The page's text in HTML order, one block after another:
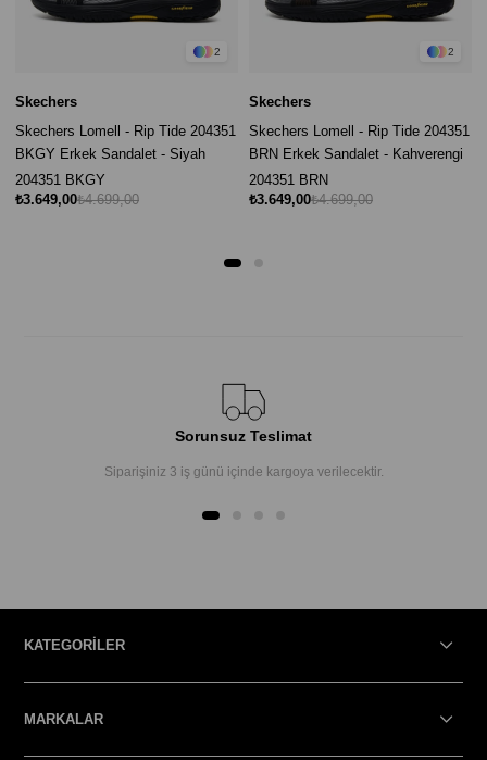
2
Skechers
Skechers Lomell - Rip Tide 204351
BKGY Erkek Sandalet - Siyah
204351 BKGY
₺3.649,00₺4.699,00
2
Skechers
Skechers Lomell - Rip Tide 204351
BRN Erkek Sandalet - Kahverengi
204351 BRN
₺3.649,00₺4.699,00
Sorunsuz Teslimat
Siparişiniz 3 iş günü içinde kargoya verilecektir.
KATEGORİLER
MARKALAR